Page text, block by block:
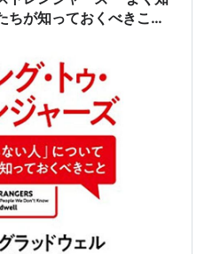
ちが知っておくべきこ